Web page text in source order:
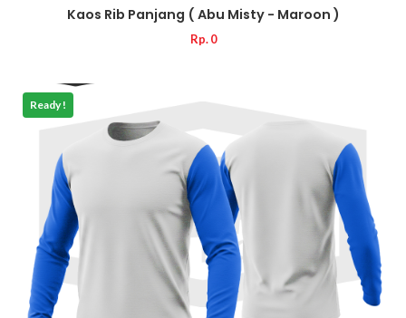
Kaos Rib Panjang ( Abu Misty - Maroon )
Rp. 0
Ready !